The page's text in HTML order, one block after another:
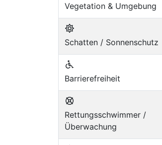
Vegetation & Umgebung
Schatten / Sonnenschutz
Barrierefreiheit
Rettungsschwimmer /
Überwachung